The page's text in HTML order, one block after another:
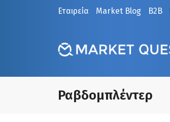
Εταιρεία Market Blog B2B
Ραβδομπλέντερ